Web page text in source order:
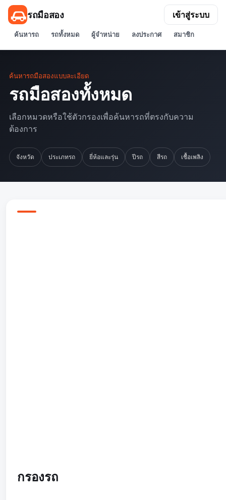
รถมือสอง
ค้นหารถ รถทั้งหมด ผู้จำหน่าย ลงประกาศ สมาชิก
เข้าสู่ระบบ
ค้นหารถมือสองแบบละเอียด
รถมือสองทั้งหมด
เลือกหมวดหรือใช้ตัวกรองเพื่อค้นหารถที่ตรงกับความ
ต้องการ
จังหวัด ประเภทรถ ยี่ห้อและรุ่น ปีรถ สีรถ เชื้อเพลิง
กรองรถ